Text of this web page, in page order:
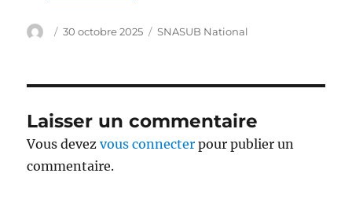
Auteur
Publié
30 octobre 2025 Catégories
SNASUB National
Laisser un commentaire
Vous devezvous connecter pour publier un
commentaire.